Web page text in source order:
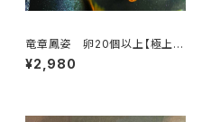
竜章鳳姿 卵20個以上【極上種
親使用】
¥2,980